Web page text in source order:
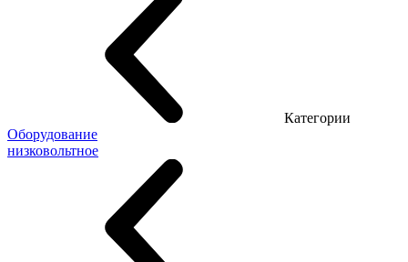
Категории
Оборудование
низковольтное